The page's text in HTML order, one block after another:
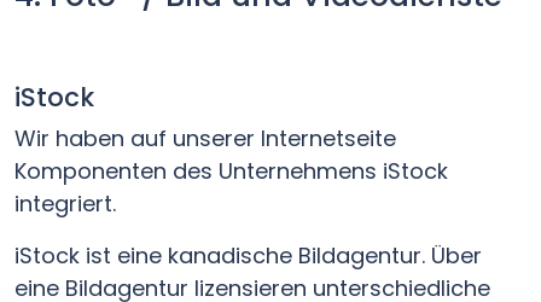
iStock
Wir haben auf unserer Internetseite
Komponenten des Unternehmens iStock
integriert.
iStock ist eine kanadische Bildagentur. Über
eine Bildagentur lizensieren unterschiedliche